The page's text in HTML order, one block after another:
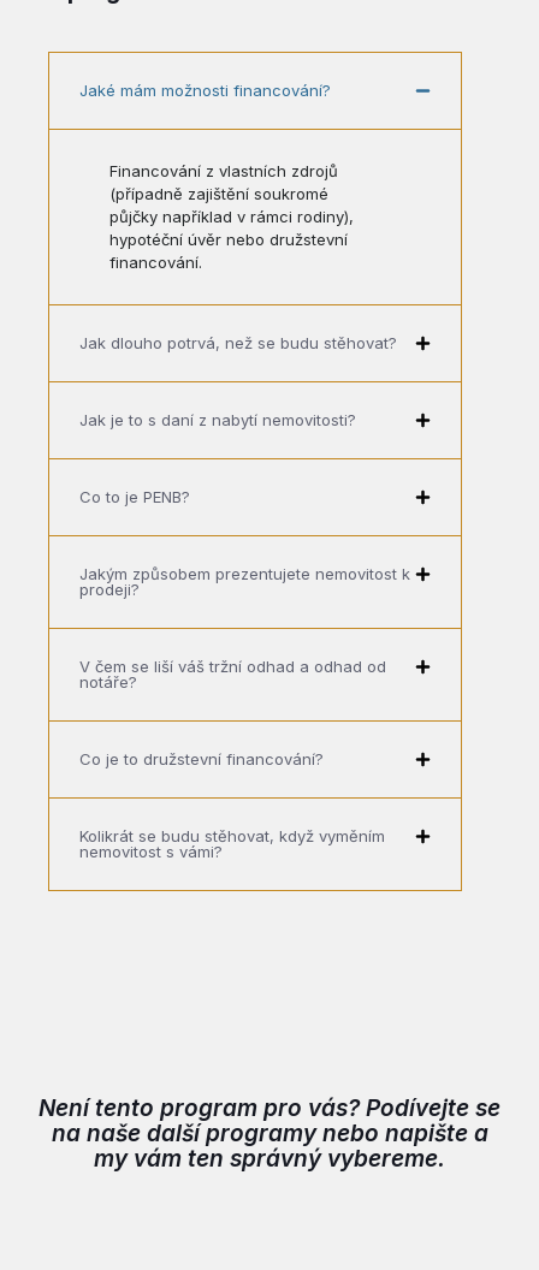
Jaké mám možnosti financování?
Financování z vlastních zdrojů
(případně zajištění soukromé
půjčky například v rámci rodiny),
hypotéční úvěr nebo družstevní
financování.
Jak dlouho potrvá, než se budu stěhovat?
Jak je to s daní z nabytí nemovitosti?
Co to je PENB?
Jakým způsobem prezentujete nemovitost k
prodeji?
V čem se liší váš tržní odhad a odhad od
notáře?
Co je to družstevní financování?
Kolikrát se budu stěhovat, když vyměním
nemovitost s vámi?
Není tento program pro vás? Podívejte se
na naše další programy nebo napište a
my vám ten správný vybereme.